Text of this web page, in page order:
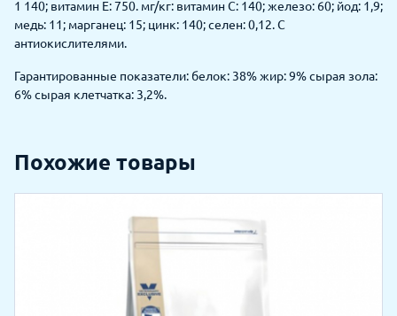
1 140; витамин E: 750. мг/кг: витамин C: 140; железо: 60; йод: 1,9;
медь: 11; марганец: 15; цинк: 140; селен: 0,12. С
антиокислителями.
Гарантированные показатели: белок: 38% жир: 9% сырая зола:
6% сырая клетчатка: 3,2%.
Похожие товары